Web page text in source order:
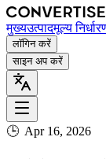
मुख्यउत्पादमूल्य
लॉगिन करें
साइन अप करें
🕒 Apr 16, 2026